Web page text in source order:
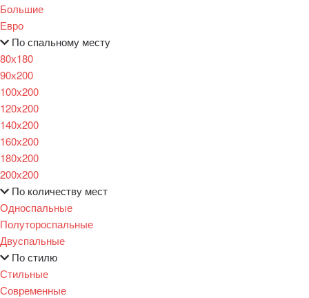
Большие
Евро
По спальному месту
80х180
90х200
100х200
120x200
140х200
160х200
180х200
200х200
По количеству мест
Односпальные
Полутороспальные
Двуспальные
По стилю
Стильные
Современные